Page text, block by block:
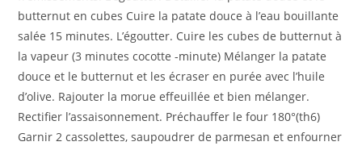
butternut en cubes Cuire la patate douce à l’eau bouillante
salée 15 minutes. L’égoutter. Cuire les cubes de butternut à
la vapeur (3 minutes cocotte -minute) Mélanger la patate
douce et le butternut et les écraser en purée avec l’huile
d’olive. Rajouter la morue effeuillée et bien mélanger.
Rectifier l’assaisonnement. Préchauffer le four 180°(th6)
Garnir 2 cassolettes, saupoudrer de parmesan et enfourner